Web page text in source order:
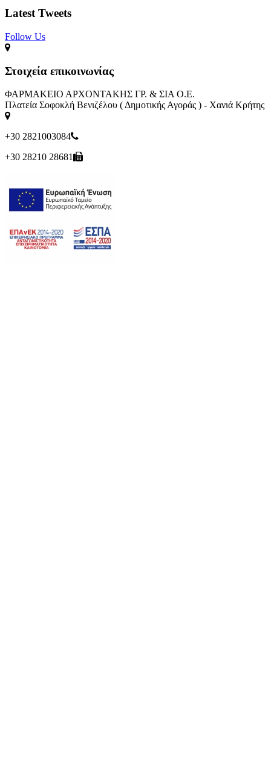
Latest Tweets
Follow Us​
Στοιχεία επικοινωνίας
ΦΑΡΜΑΚΕΙΟ ΑΡΧΟΝΤΑΚΗΣ ΓΡ. & ΣΙΑ Ο.Ε.
Πλατεία Σοφοκλή Βενιζέλου ( Δημοτικής Αγοράς ) - Χανιά Κρήτης
+30 2821003084
+30 28210 28681